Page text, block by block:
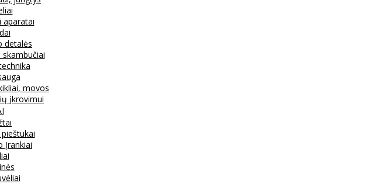
aparatai
detalės
movos
įkrovimui
Įrankiai